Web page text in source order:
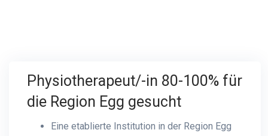
Physiotherapeut/-in 80-100% für
die Region Egg gesucht
Eine etablierte Institution in der Region Egg